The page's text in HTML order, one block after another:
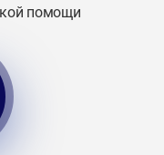
помощи